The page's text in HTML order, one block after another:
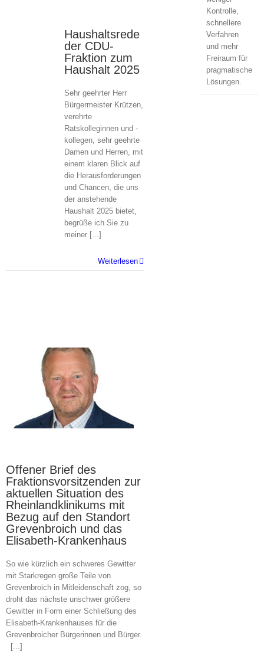
Haushaltsrede
der CDU-
Fraktion zum
Haushalt 2025
Sehr geehrter Herr
Bürgermeister Krützen,
verehrte
Ratskolleginnen und -
kollegen, sehr geehrte
Damen und Herren, mit
einem klaren Blick auf
die Herausforderungen
und Chancen, die uns
der anstehende
Haushalt 2025 bietet,
begrüße ich Sie zu
meiner [...]
Weiterlesen
Offener Brief des
Fraktionsvorsitzenden zur
aktuellen Situation des
Rheinlandklinikums mit
Bezug auf den Standort
Grevenbroich und das
Elisabeth-Krankenhaus
So wie kürzlich ein schweres Gewitter
mit Starkregen große Teile von
Grevenbroich in Mitleidenschaft zog, so
droht das nächste unschwer größere
Gewitter in Form einer Schließung des
Elisabeth-Krankenhauses für die
Grevenbroicher Bürgerinnen und Bürger.
[...]
Kontrolle,
schnellere
Verfahren
und mehr
Freiraum für
pragmatische
Lösungen.